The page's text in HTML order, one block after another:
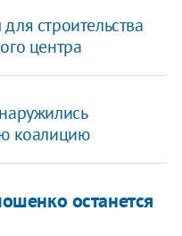
строительства
центра
коалицию
останется